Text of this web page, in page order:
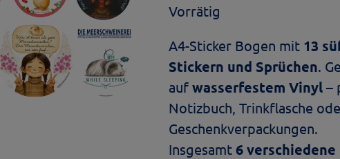
Vorrätig
A4-Sticker Bogen mit 13
Stickern und Sprüchen.
auf wasserfestem Vinyl –
Notizbuch, Trinkflasche
Geschenkverpackungen.
Insgesamt 6